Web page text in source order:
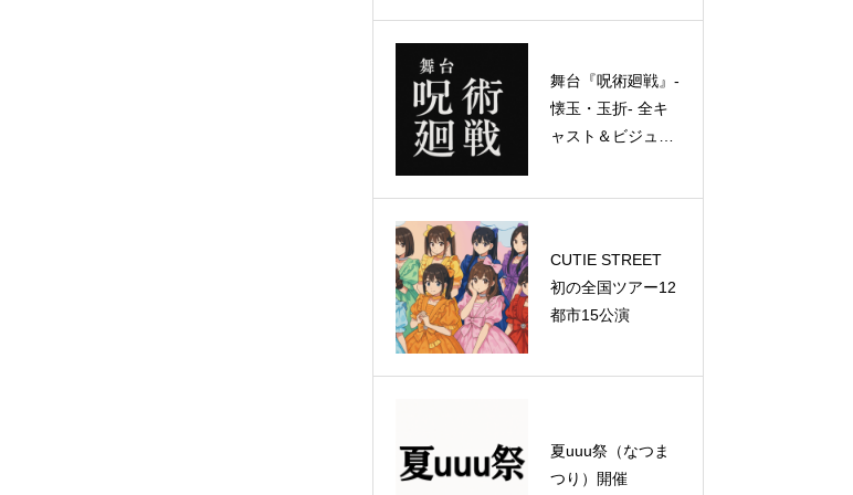
舞台『呪術廻戦』-
懐玉・玉折- 全キ
ャスト＆ビジュア
CUTIE STREET
初の全国ツアー12
都市15公演
夏uuu祭（なつま
つり）開催